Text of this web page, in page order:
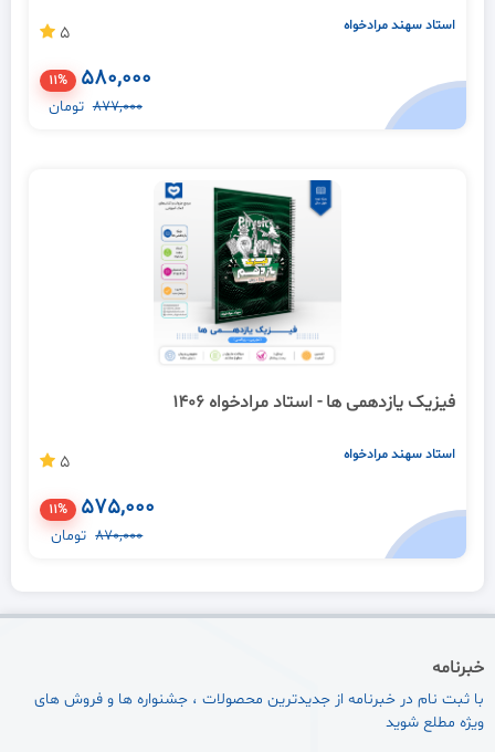
استاد سهند مرادخواه 5
580,000
11%
877,000 تومان
فیزیک یازدهمی ها - استاد مرادخواه 1406
استاد سهند مرادخواه 5
575,000
11%
870,000 تومان
خبرنامه
با ثبت نام در خبرنامه از جدیدترین محصولات ، جشنواره ها و فروش های
ویژه مطلع شوید